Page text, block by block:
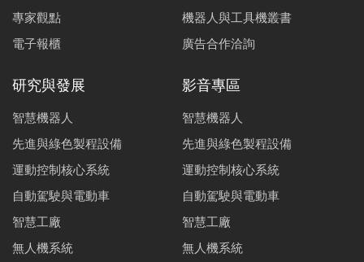
專家觀點
電子報櫃
機器人與工具機叢書
廣告合作洽詢
研究與發展
智慧機器人
先進與綠色製程設備
運動控制核心系統
自動駕駛與電動車
智慧工廠
無人機系統
影音專區
智慧機器人
先進與綠色製程設備
運動控制核心系統
自動駕駛與電動車
智慧工廠
無人機系統